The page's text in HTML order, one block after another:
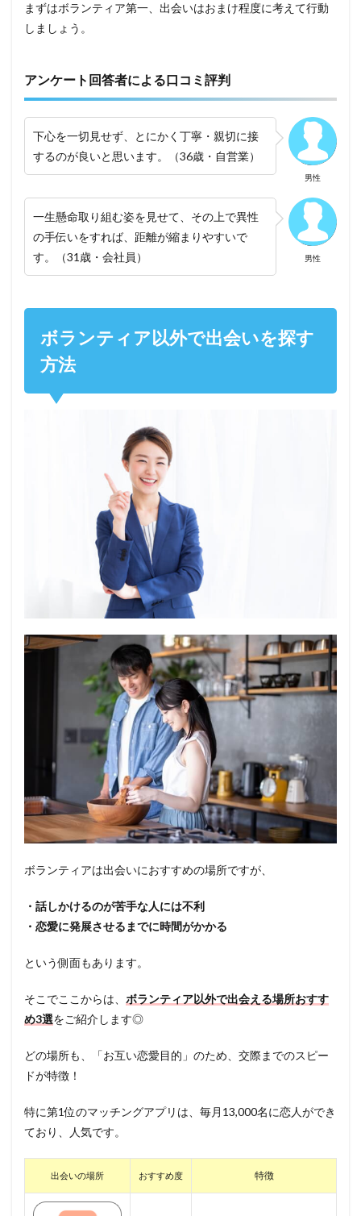
まずはボランティア第一、出会いはおまけ程度に考えて行動
しましょう。
アンケート回答者による口コミ評判
男性
下心を一切見せず、とにかく丁寧・親切に接
するのが良いと思います。（36歳・自営業）
男性
一生懸命取り組む姿を見せて、その上で異性
の手伝いをすれば、距離が縮まりやすいで
す。（31歳・会社員）
ボランティア以外で出会いを探す
方法
ボランティアは出会いにおすすめの場所ですが、
・話しかけるのが苦手な人には不利
・恋愛に発展させるまでに時間がかかる
という側面もあります。
そこでここからは、 ボランティア以外で出会える場所おすす
め3選をご紹介します◎
どの場所も、「お互い恋愛目的」のため、交際までのスピー
ドが特徴！
特に第1位のマッチングアプリは、毎月13,000名に恋人ができ
ており、人気です。
出会いの場所 おすすめ度 特徴